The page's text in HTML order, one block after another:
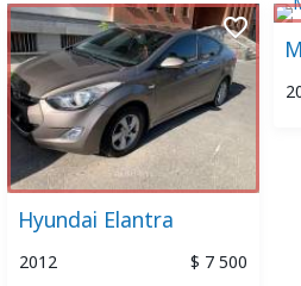
Hyundai Elantra
2012 $ 7 500
favorite_border